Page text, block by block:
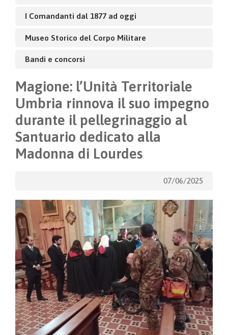
I Comandanti dal 1877 ad oggi
Museo Storico del Corpo Militare
Bandi e concorsi
Magione: l’Unità Territoriale
Umbria rinnova il suo impegno
durante il pellegrinaggio al
Santuario dedicato alla
Madonna di Lourdes
07/06/2025